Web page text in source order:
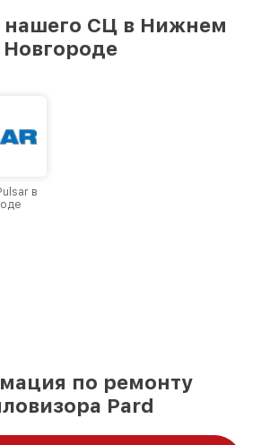
центром Pard в городе
постоянно повышая
нашего СЦ в Нижнем
Новгороде
в
по ремонту
Pard